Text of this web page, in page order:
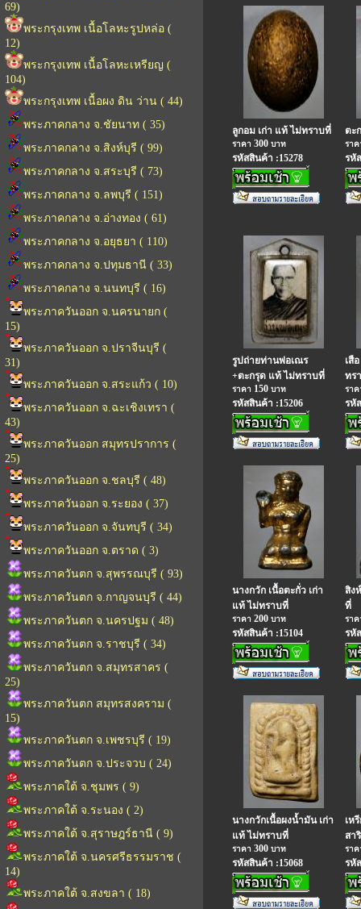
69)
พระกรุงเทพ เนื้อโลหะรูปหล่อ (
12)
พระกรุงเทพ เนื้อโลหะเหรียญ (
104)
พระกรุงเทพ เนื้อผง ดิน ว่าน ( 44)
พระภาคกลาง จ.ชัยนาท ( 35)
พระภาคกลาง จ.สิงห์บุรี ( 99)
พระภาคกลาง จ.สระบุรี ( 73)
พระภาคกลาง จ.ลพบุรี ( 151)
พระภาคกลาง จ.อ่างทอง ( 61)
พระภาคกลาง จ.อยุธยา ( 110)
พระภาคกลาง จ.ปทุมธานี ( 33)
พระภาคกลาง จ.นนทบุรี ( 16)
พระภาควันออก จ.นครนายก (
15)
พระภาควันออก จ.ปราจีนบุรี (
31)
พระภาควันออก จ.สระแก้ว ( 10)
พระภาควันออก จ.ฉะเชิงเทรา (
43)
พระภาควันออก สมุทรปราการ (
25)
พระภาควันออก จ.ชลบุรี ( 48)
พระภาควันออก จ.ระยอง ( 37)
พระภาควันออก จ.จันทบุรี ( 34)
พระภาควันออก จ.ตราด ( 3)
พระภาควันตก จ.สุพรรณบุรี ( 93)
พระภาควันตก จ.กาญจนบุรี ( 44)
พระภาควันตก จ.นครปฐม ( 48)
พระภาควันตก จ.ราชบุรี ( 34)
พระภาควันตก จ.สมุทรสาคร (
25)
พระภาควันตก สมุทรสงคราม (
15)
พระภาควันตก จ.เพชรบุรี ( 19)
พระภาควันตก จ.ประจวบ ( 24)
พระภาคใต้ จ.ชุมพร ( 9)
พระภาคใต้ จ.ระนอง ( 2)
พระภาคใต้ จ.สุราษฎร์ธานี ( 9)
พระภาคใต้ จ.นครศรีธรรมราช (
14)
พระภาคใต้ จ.สงขลา ( 18)
ลูกอม เก่า แท้ ไม่ทราบที่
ราคา 300 บาท
รหัสสินค้า :15278
ตะ
รา
รหั
รูปถ่ายท่านพ่อเณร
+ตะกรุด แท้ ไม่ทราบที่
ราคา 150 บาท
รหัสสินค้า :15206
เสื
ทร
รา
รหั
นางกวัก เนื้อตะกั่ว เก่า
แท้ ไม่ทราบที่
ราคา 200 บาท
รหัสสินค้า :15104
สิง
ที่
รา
รหั
นางกวักเนื้อผงน้ำมัน เก่า
แท้ ไม่ทราบที่
ราคา 300 บาท
รหัสสินค้า :15068
เห
สา
รา
รหั